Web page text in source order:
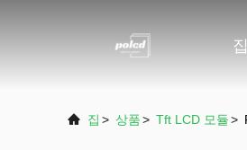
집
집 > 상품> Tft LCD 모듈>